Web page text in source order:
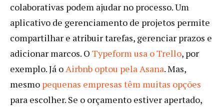
colaborativas podem ajudar no processo. Um
aplicativo de gerenciamento de projetos permite
compartilhar e atribuir tarefas, gerenciar prazos e
adicionar marcos. O Typeform usa o Trello, por
exemplo. Já oAirbnb optou pela Asana. Mas,
mesmo pequenas empresas têm muitas opções
para escolher. Se o orçamento estiver apertado,